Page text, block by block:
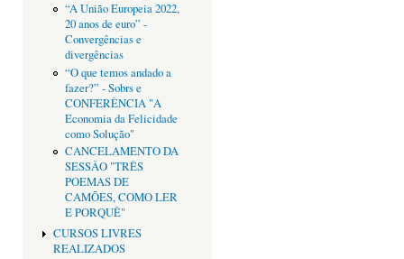
“A União Europeia 2022,
20 anos de euro” -
Convergências e
divergências
“O que temos andado a
fazer?” - Sobrs e
CONFERÊNCIA "A
Economia da Felicidade
como Solução"
CANCELAMENTO DA
SESSÂO "TRÊS
POEMAS DE
CAMÕES, COMO LER
E PORQUÊ"
CURSOS LIVRES
REALIZADOS